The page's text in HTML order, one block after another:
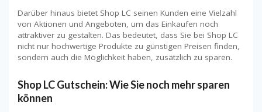
Darüber hinaus bietet Shop LC seinen Kunden eine Vielzahl
von Aktionen und Angeboten, um das Einkaufen noch
attraktiver zu gestalten. Das bedeutet, dass Sie bei Shop LC
nicht nur hochwertige Produkte zu günstigen Preisen finden,
sondern auch die Möglichkeit haben, zusätzlich zu sparen.
Shop LC Gutschein: Wie Sie noch mehr sparen
können